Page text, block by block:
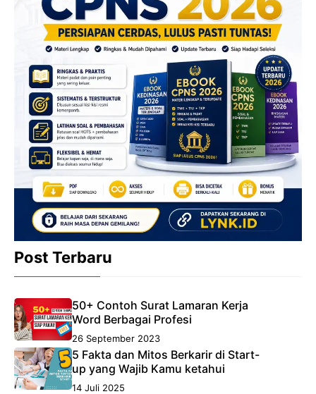
Post Terbaru
50+ Contoh Surat Lamaran Kerja
Word Berbagai Profesi
26 September 2023
5 Fakta dan Mitos Berkarir di Start-
up yang Wajib Kamu ketahui
14 Juli 2025